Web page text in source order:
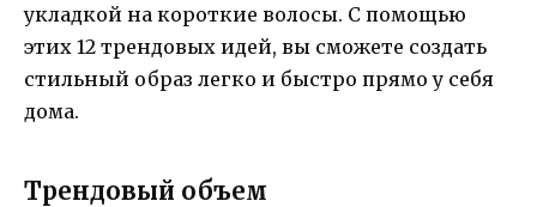
укладкой на короткие волосы. С помощью
этих 12 трендовых идей, вы сможете создать
стильный образ легко и быстро прямо у себя
дома.
Трендовый объем